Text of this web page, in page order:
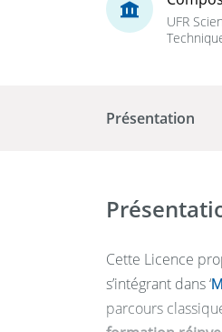
UFR
Présentation
Cette Licence
s’intégrant dans ‘
parcours